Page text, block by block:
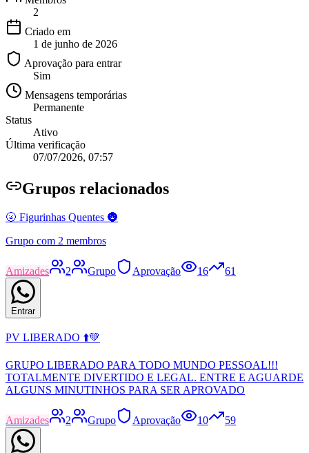
2
Criado em
1 de junho de 2026
Aprovação para entrar
Sim
Mensagens temporárias
Permanente
Status
Ativo
Última verificação
07/07/2026, 07:57
Grupos relacionados
🌝 Figurinhas Quentes 🌚
Grupo com 2 membros
Amizades 2 Grupo Aprovação 16 61
Entrar
PV LIBERADO ⬆️💚
GRUPO LIBERADO PARA TODO MUNDO PESSOAL!!!
TOTALMENTE DIVERTIDO E LEGAL. ENTRE E AGUARDE
ALGUNS MINUTINHOS PARA SER APROVADO
Amizades 2 Grupo Aprovação 10 59